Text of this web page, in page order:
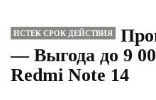
ИСТЕК СРОК ДЕЙСТВИЯ
— Выгода до 9
Redmi Note 14